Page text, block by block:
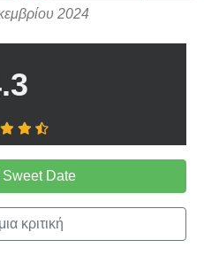
2024
Sweet Date
κριτική